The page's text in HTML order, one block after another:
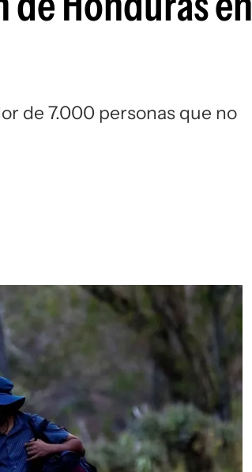
de 7.000 personas que no